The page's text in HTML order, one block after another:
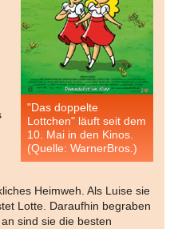
"Das doppelte
Lottchen" läuft seit dem
10. Mai in den Kinos.
(Quelle: WarnerBros.)
Heimweh. Als Luise sie
Lotte. Daraufhin begraben
sind sie die besten